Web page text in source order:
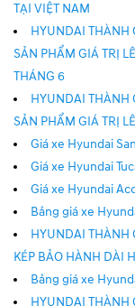
TẠI VIỆT NAM
HYUNDAI THÀNH
SẢN PHẨM GIÁ TRỊ
THÁNG 6
HYUNDAI THÀNH
SẢN PHẨM GIÁ TRỊ
Giá xe Hyundai
Giá xe Hyundai
Giá xe Hyundai
Bảng giá xe
HYUNDAI THÀNH
KÉP BẢO HÀNH DÀI
Bảng giá xe
HYUNDAI THÀNH